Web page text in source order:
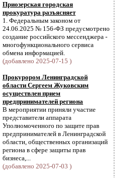
Приозерская городская
прокуратура разъясняет
1. Федеральным законом от
24.06.2025 № 156-ФЗ предусмотрено
создание российского мессенджера -
многофункционального сервиса
обмена информацией.
(добавлено 2025-07-15 )
Прокурором Ленинградской
области Сергеем Жуковским
осуществлен прием
предпринимателей региона
В мероприятии приняли участие
представители аппарата
Уполномоченного по защите прав
предпринимателей в Ленинградской
области, общественных организаций
региона в сфере защиты прав
бизнеса,...
(добавлено 2025-07-03 )